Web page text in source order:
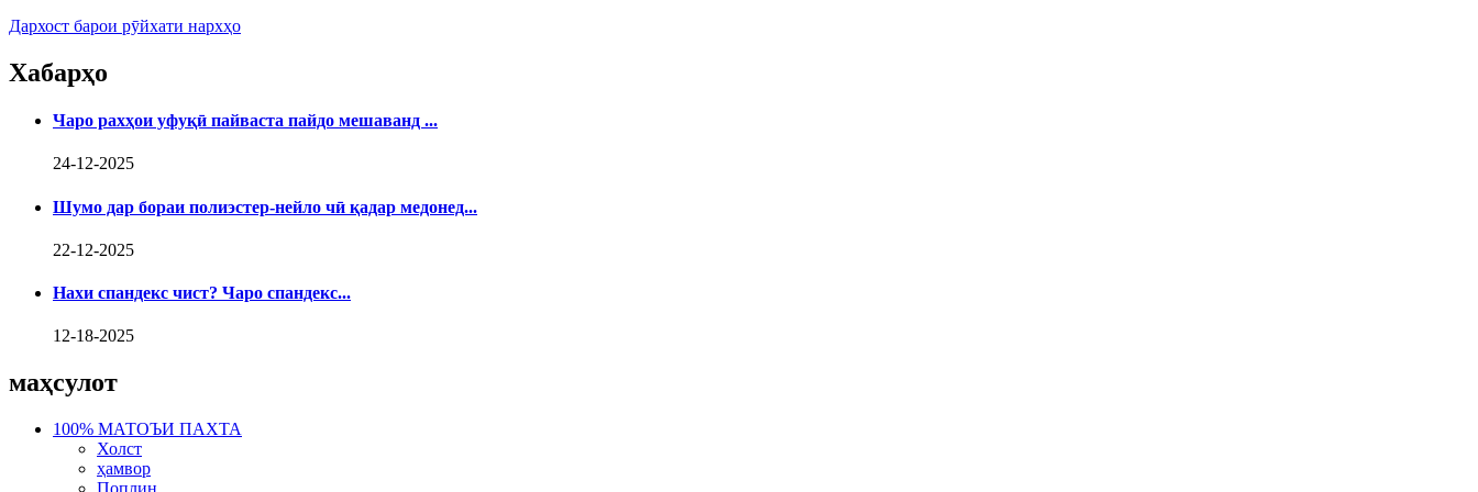
Дархост барои рӯйхати нархҳо
Хабарҳо
Чаро рахҳои уфуқӣ пайваста пайдо мешаванд ...
24-12-2025
Шумо дар бораи полиэстер-нейло чӣ қадар медонед...
22-12-2025
Нахи спандекс чист? Чаро спандекс...
12-18-2025
маҳсулот
100% МАТОЪИ ПАХТА
Холст
ҳамвор